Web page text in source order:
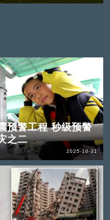
预警工程 秒级预警
之二
2025-10-31